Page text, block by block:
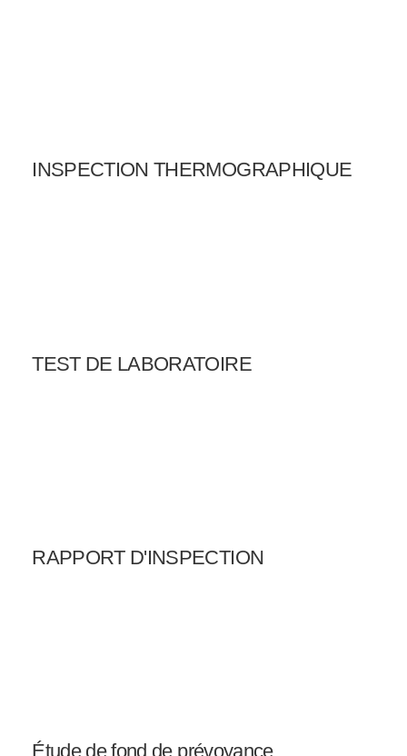
INSPECTION THERMOGRAPHIQUE
TEST DE LABORATOIRE
RAPPORT D'INSPECTION
Étude de fond de prévoyance